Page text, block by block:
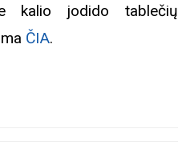
kalio jodido tablečių
ČIA.